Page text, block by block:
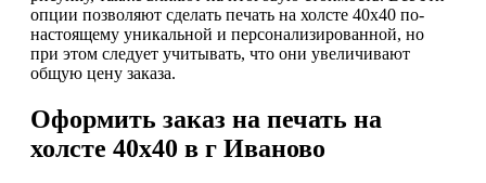
опции позволяют сделать печать на холсте 40х40 по-
настоящему уникальной и персонализированной, но
при этом следует учитывать, что они увеличивают
общую цену заказа.
Оформить заказ на печать на
холсте 40х40 в г Иваново